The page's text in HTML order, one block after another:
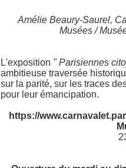
Amélie Beaury-Saurel,
Musées /
L'exposition " Parisiennes
ambitieuse traversée
sur la parité, sur les traces
pour leur émancipation.
https://